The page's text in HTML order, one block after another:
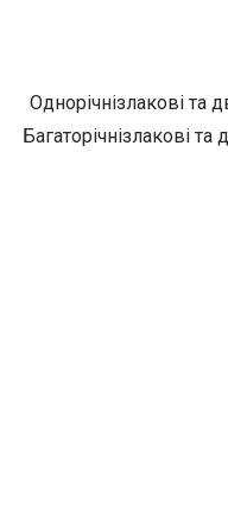
Однорічнізлакові та
Багаторічнізлакові